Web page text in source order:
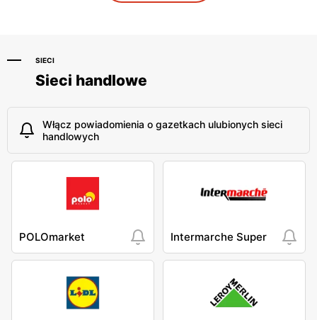
SIECI
Sieci handlowe
Włącz powiadomienia o gazetkach ulubionych sieci
handlowych
POLOmarket Intermarche Super